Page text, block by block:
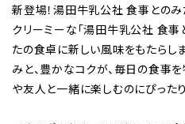
新登場！湯田牛乳公社 食事との
クリーミーな「湯田牛乳公社 食事
たの食卓に新しい風味をもたらし
みと、豊かなコクが、毎日の食事
や友人と一緒に楽しむのにぴった